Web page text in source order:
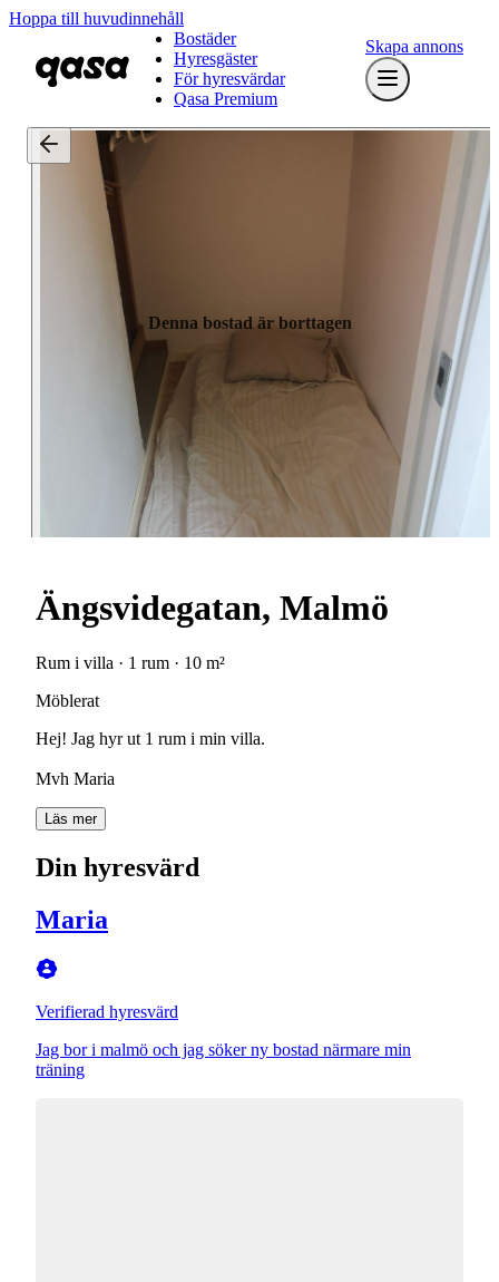
Hoppa till huvudinnehåll
Bostäder
Hyresgäster
För hyresvärdar
Qasa Premium
Skapa annons
Denna bostad är borttagen
Ängsvidegatan, Malmö
Rum i villa · 1 rum · 10 m²
Möblerat
Hej! Jag hyr ut 1 rum i min villa.
Mvh Maria
Läs mer
Din hyresvärd
Maria
Verifierad hyresvärd
Jag bor i malmö och jag söker ny bostad närmare min
träning